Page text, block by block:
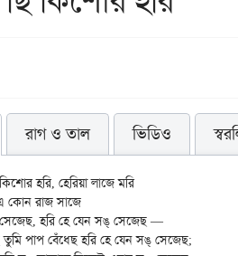
রাগ ও তাল ভিডিও
হরি, হেরিয়া লাজে মরি
কোন রাজ সাজে
হরি হে যেন সঙ্‌ সেজেছ —
পাপ বেঁধেছ হরি হে যেন সঙ্ সেজেছ;